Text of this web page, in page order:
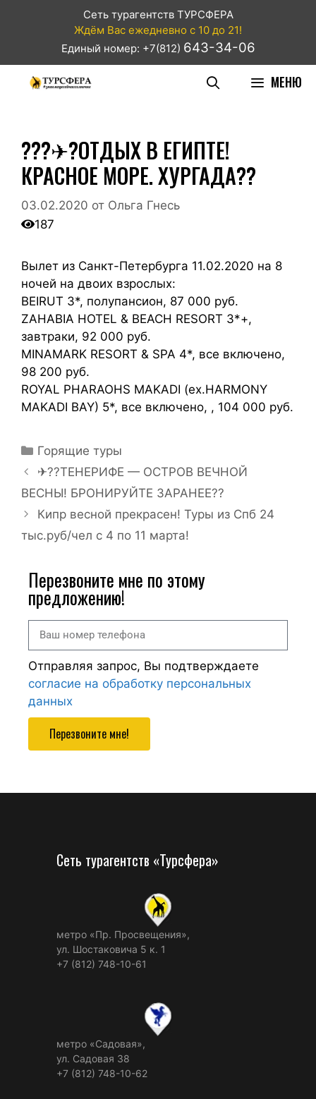
Сеть турагентств ТУРСФЕРА
Ждём Вас ежедневно с 10 до 21!
Единый номер: +7(812) 643-34-06
МЕНЮ
???✈?ОТДЫХ В ЕГИПТЕ!
КРАСНОЕ МОРЕ. ХУРГАДА??
03.02.2020 от Ольга Гнесь
187
Вылет из Санкт-Петербурга 11.02.2020 на 8
ночей на двоих взрослых:
BEIRUT 3*, полупансион, 87 000 руб.
ZAHABIA HOTEL & BEACH RESORT 3*+,
завтраки, 92 000 руб.
MINAMARK RESORT & SPA 4*, все включено,
98 200 руб.
ROYAL PHARAOHS MAKADI (ex.HARMONY
MAKADI BAY) 5*, все включено, , 104 000 руб.
Горящие туры
✈??ТЕНЕРИФЕ — ОСТРОВ ВЕЧНОЙ
ВЕСНЫ! БРОНИРУЙТЕ ЗАРАНЕЕ??
Кипр весной прекрасен! Туры из Спб 24
тыс.руб/чел с 4 по 11 марта!
Перезвоните мне по этому
предложению!
Отправляя запрос, Вы подтверждаете
согласие на обработку персональных
данных
Перезвоните мне!
Сеть турагентств «Турсфера»
метро «Пр. Просвещения»,
ул. Шостаковича 5 к. 1
+7 (812) 748-10-61
метро «Садовая»,
ул. Садовая 38
+7 (812) 748-10-62